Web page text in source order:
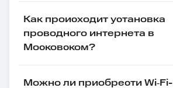
Как происходит установка
проводного интернета в
Московском?
Можно ли приобрести Wi‑Fi-